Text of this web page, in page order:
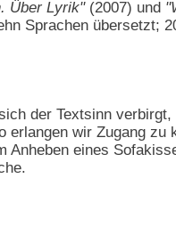
Über Lyrik"(2007) und
Sprachen übersetzt;
der Textsinn
erlangen wir Zugang zu
Anheben eines